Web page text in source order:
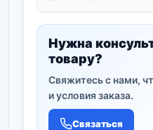
Нужна
товару?
Свяжитесь с нами,
и условия заказа.
Связаться